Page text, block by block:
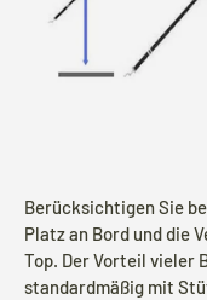
Berücksichtigen Sie
Platz an Bord und die
Top. Der Vorteil vieler
standardmäßig mit
Overige